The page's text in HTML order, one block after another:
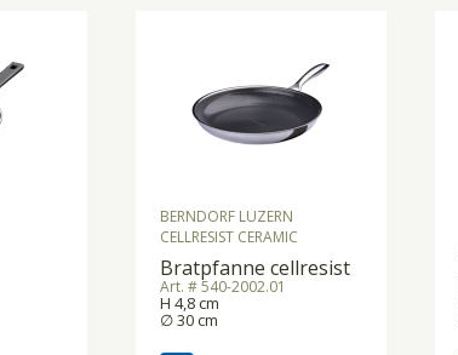
BERNDORF LUZERN
CELLRESIST CERAMIC
Bratpfanne cellresist
Art. # 540-2002.01
H 4,8 cm
∅ 30 cm